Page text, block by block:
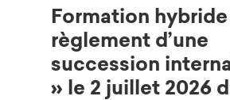
Formation
règlement d’une
succession
» le 2 juillet 2026